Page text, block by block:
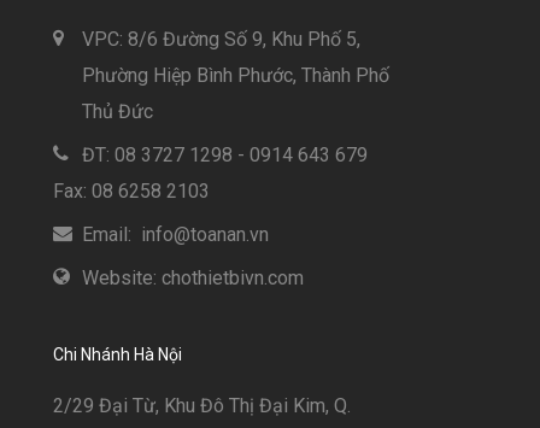
VPC: 8/6 Đường Số 9, Khu Phố 5,
Phường Hiệp Bình Phước, Thành Phố
Thủ Đức
ĐT: 08 3727 1298 - 0914 643 679
Fax: 08 6258 2103
Email: info@toanan.vn
Website: chothietbivn.com
Chi Nhánh Hà Nội
2/29 Đại Từ, Khu Đô Thị Đại Kim, Q.